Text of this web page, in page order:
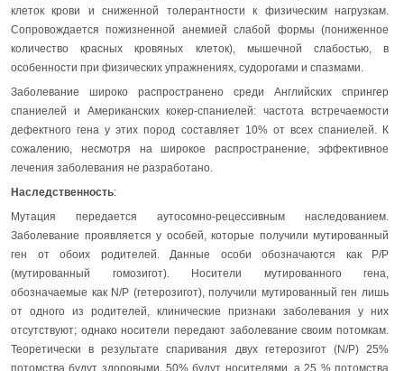
клеток крови и сниженной толерантности к физическим нагрузкам.
Сопровождается пожизненной анемией слабой формы (пониженное
количество красных кровяных клеток), мышечной слабостью, в
особенности при физических упражнениях, судорогами и спазмами.
Заболевание широко распространено среди Английских спрингер
спаниелей и Американских кокер-спаниелей: частота встречаемости
дефектного гена у этих пород составляет 10% от всех спаниелей. К
сожалению, несмотря на широкое распространение, эффективное
лечения заболевания не разработано.
Наследственность:
Мутация передается аутосомно-рецессивным наследованием.
Заболевание проявляется у особей, которые получили мутированный
ген от обоих родителей. Данные особи обозначаются как P/P
(мутированный гомозигот). Носители мутированного гена,
обозначаемые как N/P (гетерозигот), получили мутированный ген лишь
от одного из родителей, клинические признаки заболевания у них
отсутствуют; однако носители передают заболевание своим потомкам.
Теоретически в результате спаривания двух гетерозигот (N/P) 25%